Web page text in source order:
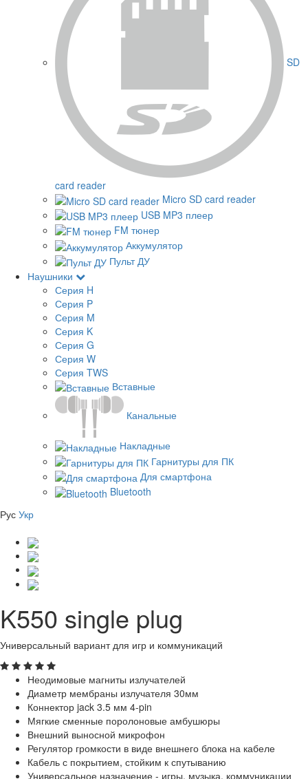
SD
card reader
Micro SD card reader
USB MP3 плеер
FM тюнер
Аккумулятор
Пульт ДУ
Наушники
Серия H
Серия P
Серия M
Серия K
Серия G
Серия W
Серия TWS
Вставные
Канальные
Накладные
Гарнитуры для ПК
Для смартфона
Bluetooth
Рус Укр
K550 single plug
Универсальный вариант для игр и коммуникаций
Неодимовые магниты излучателей
Диаметр мембраны излучателя 30мм
Коннектор jack 3.5 мм 4-pin
Мягкие сменные поролоновые амбушюры
Внешний выносной микрофон
Регулятор громкости в виде внешнего блока на кабеле
Кабель с покрытием, стойким к спутыванию
Универсальное назначение - игры, музыка, коммуникации